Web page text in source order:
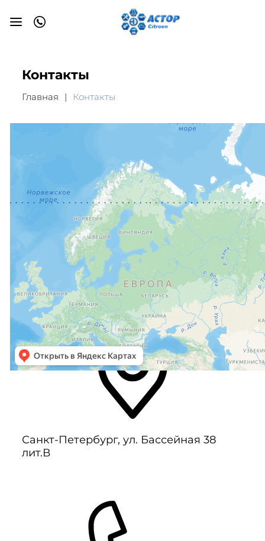
Контакты
Главная Контакты
Санкт-Петербург, ул. Бассейная 38
лит.В